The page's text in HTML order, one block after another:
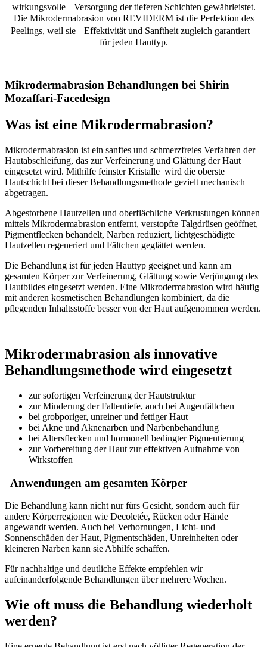
wirkungsvolle Versorgung der tieferen Schichten gewährleistet.
Die Mikrodermabrasion von REVIDERM ist die Perfektion des
Peelings, weil sie Effektivität und Sanftheit zugleich garantiert –
für jeden Hauttyp.
Mikrodermabrasion Behandlungen bei Shirin
Mozaffari-Facedesign
Was ist eine Mikrodermabrasion?
Mikrodermabrasion ist ein sanftes und schmerzfreies Verfahren der
Hautabschleifung, das zur Verfeinerung und Glättung der Haut
eingesetzt wird. Mithilfe feinster Kristalle wird die oberste
Hautschicht bei dieser Behandlungsmethode gezielt mechanisch
abgetragen.
Abgestorbene Hautzellen und oberflächliche Verkrustungen können
mittels Mikrodermabrasion entfernt, verstopfte Talgdrüsen geöffnet,
Pigmentflecken behandelt, Narben reduziert, lichtgeschädigte
Hautzellen regeneriert und Fältchen geglättet werden.
Die Behandlung ist für jeden Hauttyp geeignet und kann am
gesamten Körper zur Verfeinerung, Glättung sowie Verjüngung des
Hautbildes eingesetzt werden. Eine Mikrodermabrasion wird häufig
mit anderen kosmetischen Behandlungen kombiniert, da die
pflegenden Inhaltsstoffe besser von der Haut aufgenommen werden.
Mikrodermabrasion als innovative
Behandlungsmethode wird eingesetzt
zur sofortigen Verfeinerung der Hautstruktur
zur Minderung der Faltentiefe, auch bei Augenfältchen
bei grobporiger, unreiner und fettiger Haut
bei Akne und Aknenarben und Narbenbehandlung
bei Altersflecken und hormonell bedingter Pigmentierung
zur Vorbereitung der Haut zur effektiven Aufnahme von
Wirkstoffen
Anwendungen am gesamten Körper
Die Behandlung kann nicht nur fürs Gesicht, sondern auch für
andere Körperregionen wie Decoletée, Rücken oder Hände
angewandt werden. Auch bei Verhornungen, Licht- und
Sonnenschäden der Haut, Pigmentschäden, Unreinheiten oder
kleineren Narben kann sie Abhilfe schaffen.
Für nachhaltige und deutliche Effekte empfehlen wir
aufeinanderfolgende Behandlungen über mehrere Wochen.
Wie oft muss die Behandlung wiederholt
werden?